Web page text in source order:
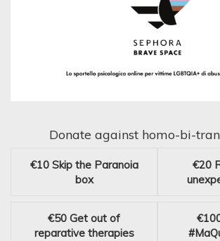
Donate against homo-bi-
€10 Skip the Paranoia
box
€20
€50 Get out of
reparative therapies